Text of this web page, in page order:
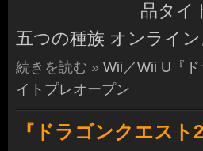
品タイ
五つの種族 オンライ
続きを読む » Wii／Wii U『
イトプレオープン
『ドラゴンクエス